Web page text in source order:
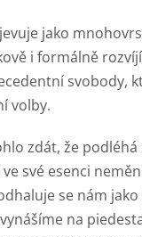
jako
i formálně
svobody,
volby.
zdát, že
své esenci
se nám
na